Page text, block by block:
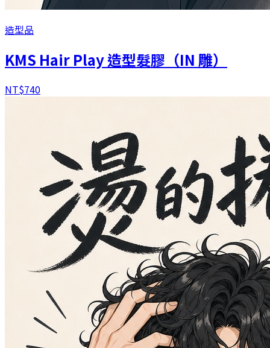
造型品
KMS Hair Play 造型髮膠（IN 雕）
NT$740